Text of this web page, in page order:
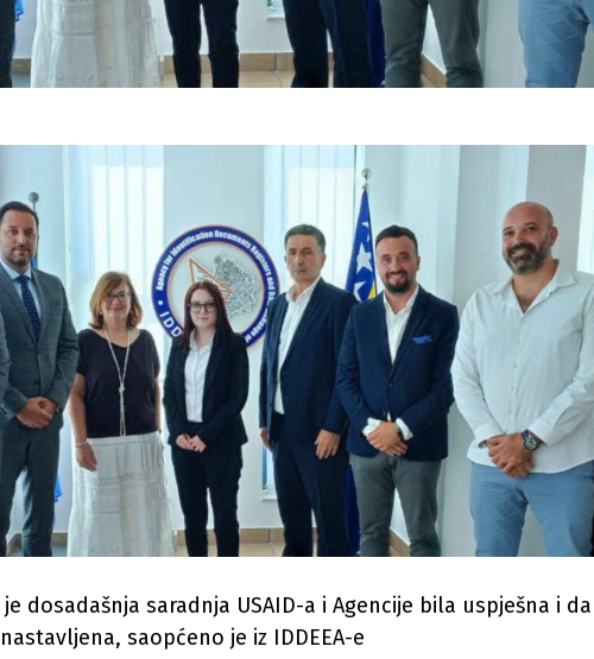
dosadašnja saradnja USAID-a i Agencije bila uspješna i
saopćeno je iz IDDEEA-e